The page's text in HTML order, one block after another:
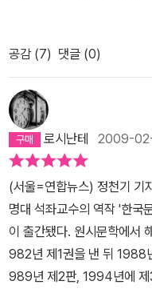
할터인가.한국문학통사를
략을 알 수 있다. 하지만 그
량이긴 하지만, 어쨌든 줄거
세히 파고들어가는 자세가
를 제대로 알 수 있으니까.문
천한다.
공감 (7) 댓글 (0)
로시난테 2009-
(서울=연합뉴스) 정천기
명대 석좌교수의 역작 '한
이 출간됐다. 원시문학에서
982년 제1권을 낸 뒤 1988
989년 제2판, 1994년에 제